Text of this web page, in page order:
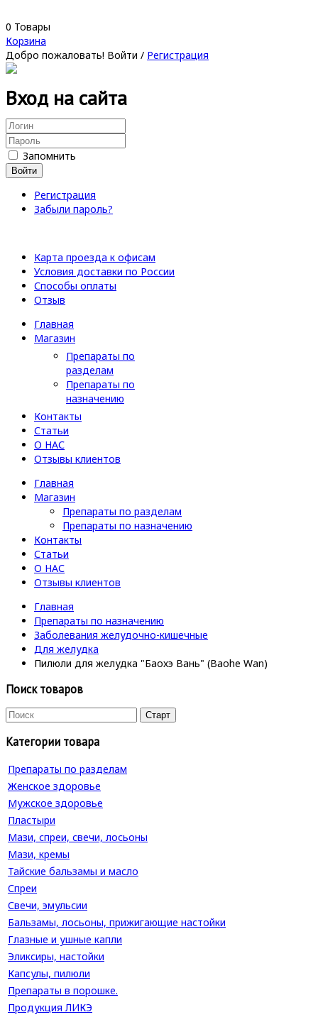
0 Товары
Корзина
Добро пожаловать! Войти / Регистрация
Вход на сайта
Запомнить
Войти
Регистрация
Забыли пароль?
Карта проезда к офисам
Условия доставки по России
Способы оплаты
Отзыв
Главная
Магазин
Препараты по
разделам
Препараты по
назначению
Контакты
Статьи
О НАС
Отзывы клиентов
Главная
Магазин
Препараты по разделам
Препараты по назначению
Контакты
Статьи
О НАС
Отзывы клиентов
Главная
Препараты по назначению
Заболевания желудочно-кишечные
Для желудка
Пилюли для желудка "Баохэ Вань" (Baohe Wan)
Поиск товаров
Категории товара
Препараты по разделам
Женское здоровье
Мужское здоровье
Пластыри
Мази, спреи, свечи, лосьоны
Мази, кремы
Тайские бальзамы и масло
Спреи
Свечи, эмульсии
Бальзамы, лосьоны, прижигающие настойки
Глазные и ушные капли
Эликсиры, настойки
Капсулы, пилюли
Препараты в порошке.
Продукция ЛИКЭ